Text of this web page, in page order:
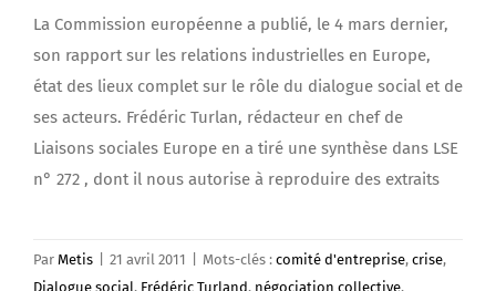
La Commission européenne a publié, le 4 mars dernier,
son rapport sur les relations industrielles en Europe,
état des lieux complet sur le rôle du dialogue social et de
ses acteurs. Frédéric Turlan, rédacteur en chef de
Liaisons sociales Europe en a tiré une synthèse dans LSE
n° 272 , dont il nous autorise à reproduire des extraits
Par Metis 21 avril 2011 Mots-clés : comité d'entreprise, crise,
Dialogue social, Frédéric Turland, négociation collective,